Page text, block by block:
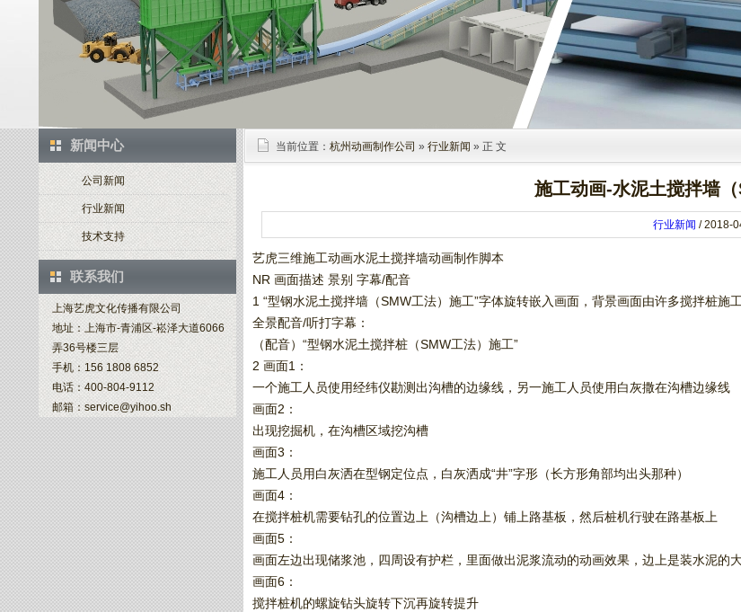
新闻中心
公司新闻
行业新闻
技术支持
联系我们
上海艺虎文化传播有限公司
地址：上海市-青浦区-崧泽大道6066
弄36号楼三层
手机：156 1808 6852
电话：400-804-9112
邮箱：service@yihoo.sh
当前位置： 杭州动画制作公司 » 行业新闻 » 正 文
施工动画-水泥土搅拌墙
行业新闻 / 2018-
艺虎三维施工动画水泥土搅拌墙动画制作脚本
NR 画面描述 景别 字幕/配音
1 “型钢水泥土搅拌墙（SMW工法）施工”字体旋转嵌入画面，背景画面由许多搅拌桩施
全景配音/听打字幕：
（配音）“型钢水泥土搅拌桩（SMW工法）施工”
2 画面1：
一个施工人员使用经纬仪勘测出沟槽的边缘线，另一施工人员使用白灰撒在沟槽边缘线
画面2：
出现挖掘机，在沟槽区域挖沟槽
画面3：
施工人员用白灰洒在型钢定位点，白灰洒成“井”字形（长方形角部均出头那种）
画面4：
在搅拌桩机需要钻孔的位置边上（沟槽边上）铺上路基板，然后桩机行驶在路基板上
画面5：
画面左边出现储浆池，四周设有护栏，里面做出泥浆流动的动画效果，边上是装水泥的大
画面6：
搅拌桩机的螺旋钻头旋转下沉再旋转提升